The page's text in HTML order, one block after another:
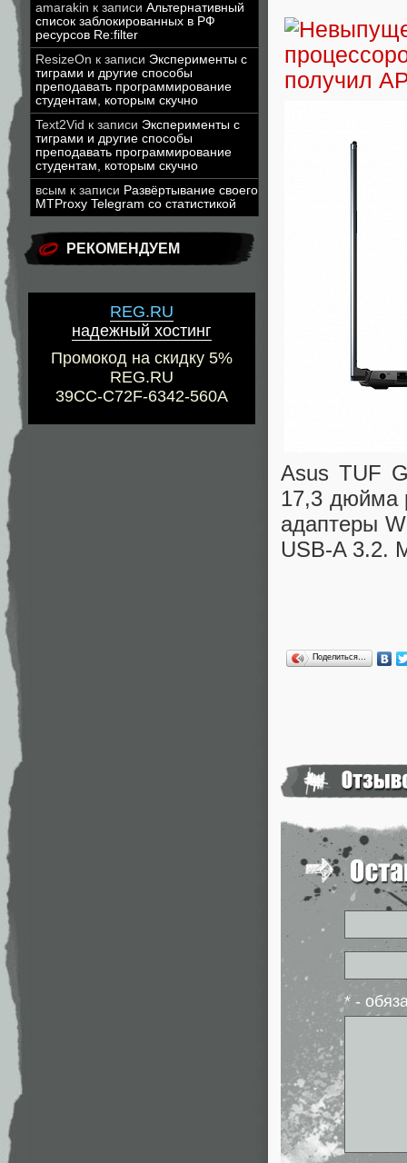
amarakin к записи Альтернативный
список заблокированных в РФ
ресурсов Re:filter
ResizeOn к записи Эксперименты с
тиграми и другие способы
преподавать программирование
студентам, которым скучно
Text2Vid к записи Эксперименты с
тиграми и другие способы
преподавать программирование
студентам, которым скучно
всым к записи Развёртывание своего
MTProxy Telegram со статистикой
РЕКОМЕНДУЕМ
REG.RU
надежный хостинг
Промокод на скидку 5%
REG.RU
39CC-C72F-6342-560A
Asus TUF
17,3 дюйма
адаптеры
USB-A 3.2.
Поделиться…
* -